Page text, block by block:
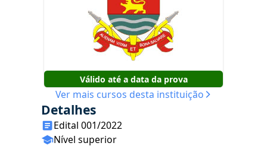
Válido até a data da prova
Ver mais cursos desta instituição
Detalhes
Edital 001/2022
Nível superior